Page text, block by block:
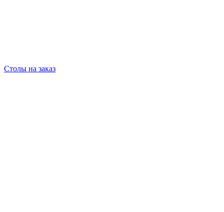
Столы на заказ